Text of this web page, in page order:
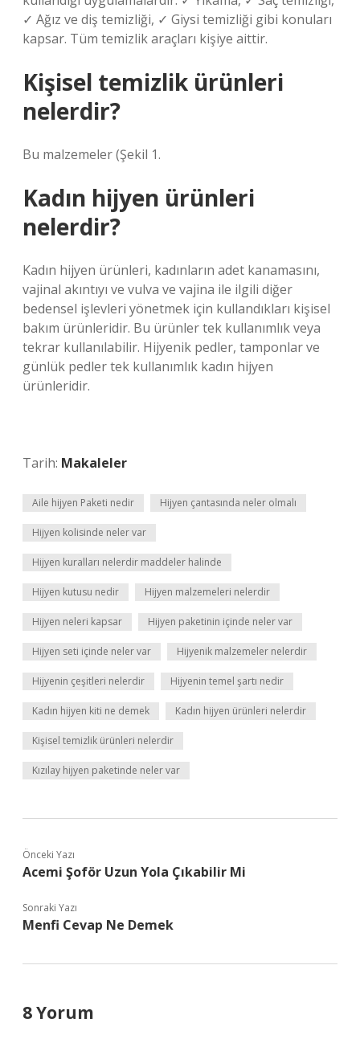
✓ Ağız ve diş temizliği, ✓ Giysi temizliği gibi konuları
kapsar. Tüm temizlik araçları kişiye aittir.
Kişisel temizlik ürünleri
nelerdir?
Bu malzemeler (Şekil 1.
Kadın hijyen ürünleri
nelerdir?
Kadın hijyen ürünleri, kadınların adet kanamasını,
vajinal akıntıyı ve vulva ve vajina ile ilgili diğer
bedensel işlevleri yönetmek için kullandıkları kişisel
bakım ürünleridir. Bu ürünler tek kullanımlık veya
tekrar kullanılabilir. Hijyenik pedler, tamponlar ve
günlük pedler tek kullanımlık kadın hijyen
ürünleridir.
Tarih: Makaleler
Aile hijyen Paketi nedir Hijyen çantasında neler olmalı
Hijyen kolisinde neler var
Hijyen kuralları nelerdir maddeler halinde
Hijyen kutusu nedir Hijyen malzemeleri nelerdir
Hijyen neleri kapsar Hijyen paketinin içinde neler var
Hijyen seti içinde neler var Hijyenik malzemeler nelerdir
Hijyenin çeşitleri nelerdir Hijyenin temel şartı nedir
Kadın hijyen kiti ne demek Kadın hijyen ürünleri nelerdir
Kişisel temizlik ürünleri nelerdir
Kızılay hijyen paketinde neler var
Önceki Yazı
Acemi Şoför Uzun Yola Çıkabilir Mi
Sonraki Yazı
Menfi Cevap Ne Demek
8 Yorum